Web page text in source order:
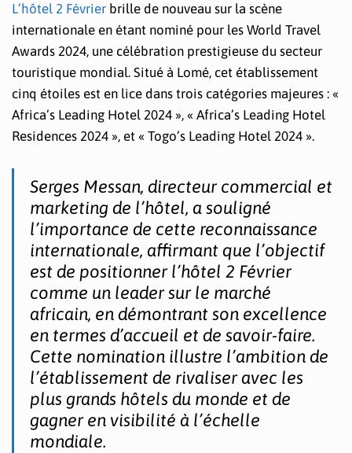
L’hôtel 2 Février brille de nouveau sur la scène
internationale en étant nominé pour les World Travel
Awards 2024, une célébration prestigieuse du secteur
touristique mondial. Situé à Lomé, cet établissement
cinq étoiles est en lice dans trois catégories majeures : «
Africa’s Leading Hotel 2024 », « Africa’s Leading Hotel
Residences 2024 », et « Togo’s Leading Hotel 2024 ».
Serges Messan, directeur commercial et
marketing de l’hôtel, a souligné
l’importance de cette reconnaissance
internationale, affirmant que l’objectif
est de positionner l’hôtel 2 Février
comme un leader sur le marché
africain, en démontrant son excellence
en termes d’accueil et de savoir-faire.
Cette nomination illustre l’ambition de
l’établissement de rivaliser avec les
plus grands hôtels du monde et de
gagner en visibilité à l’échelle
mondiale.